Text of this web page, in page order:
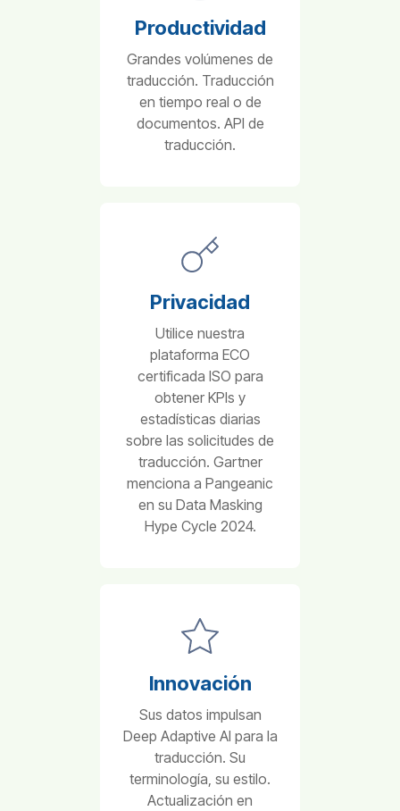
Productividad
Grandes volúmenes de
traducción. Traducción
en tiempo real o de
documentos. API de
traducción.
Privacidad
Utilice nuestra
plataforma ECO
certificada ISO para
obtener KPIs y
estadísticas diarias
sobre las solicitudes de
traducción. Gartner
menciona a Pangeanic
en su Data Masking
Hype Cycle 2024.
Innovación
Sus datos impulsan
Deep Adaptive AI para la
traducción. Su
terminología, su estilo.
Actualización en
Hello 👋